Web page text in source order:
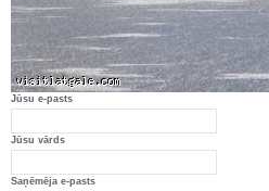
Jūsu e-pasts
Jūsu vārds
Saņēmēja e-pasts